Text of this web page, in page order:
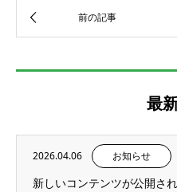
最
2026.04.06 お知らせ
新しいコンテンツが公開さ